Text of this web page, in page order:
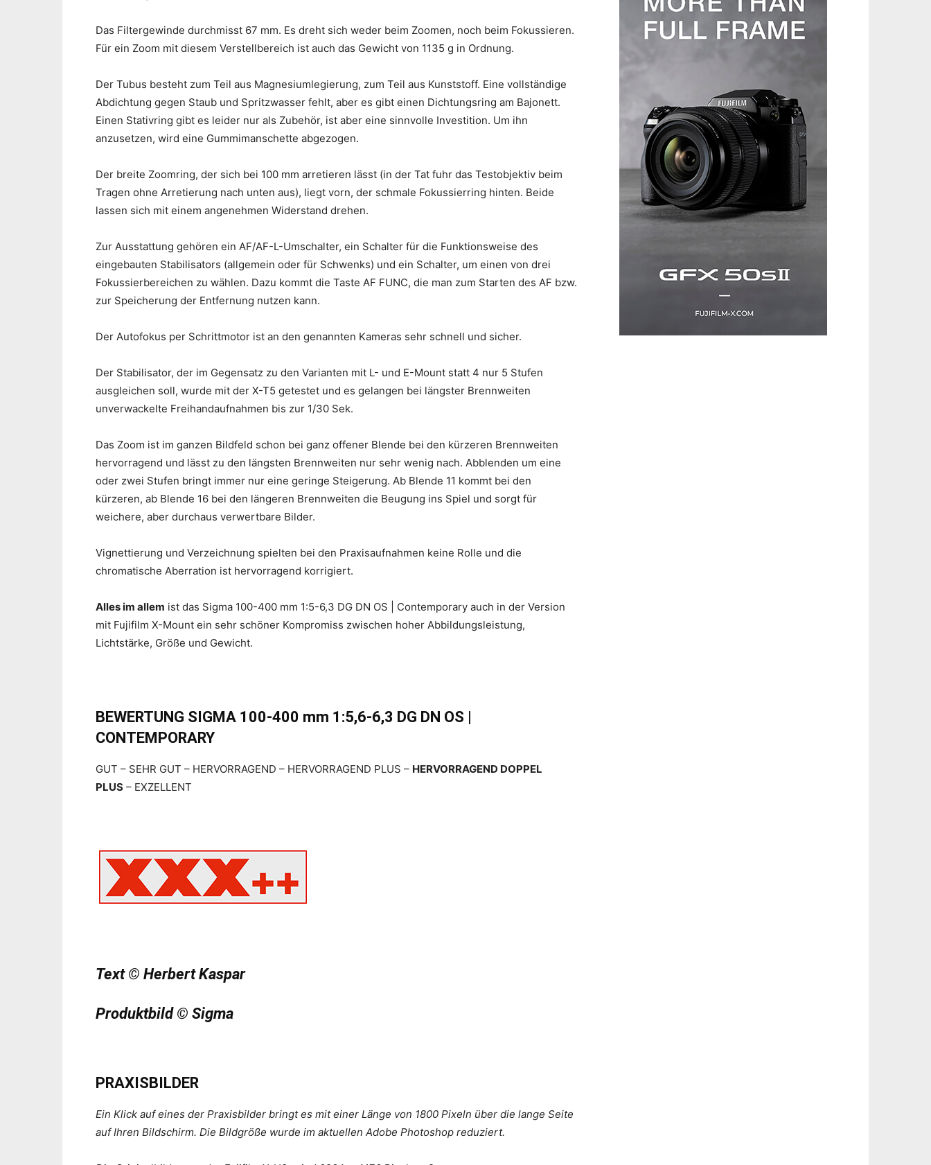
Das Filtergewinde durchmisst 67 mm. Es dreht sich weder beim Zoomen, noch beim Fokussieren.
Für ein Zoom mit diesem Verstellbereich ist auch das Gewicht von 1135 g in Ordnung.
Der Tubus besteht zum Teil aus Magnesiumlegierung, zum Teil aus Kunststoff. Eine vollständige
Abdichtung gegen Staub und Spritzwasser fehlt, aber es gibt einen Dichtungsring am Bajonett.
Einen Stativring gibt es leider nur als Zubehör, ist aber eine sinnvolle Investition. Um ihn
anzusetzen, wird eine Gummimanschette abgezogen.
Der breite Zoomring, der sich bei 100 mm arretieren lässt (in der Tat fuhr das Testobjektiv beim
Tragen ohne Arretierung nach unten aus), liegt vorn, der schmale Fokussierring hinten. Beide
lassen sich mit einem angenehmen Widerstand drehen.
Zur Ausstattung gehören ein AF/AF-L-Umschalter, ein Schalter für die Funktionsweise des
eingebauten Stabilisators (allgemein oder für Schwenks) und ein Schalter, um einen von drei
Fokussierbereichen zu wählen. Dazu kommt die Taste AF FUNC, die man zum Starten des AF bzw.
zur Speicherung der Entfernung nutzen kann.
Der Autofokus per Schrittmotor ist an den genannten Kameras sehr schnell und sicher.
Der Stabilisator, der im Gegensatz zu den Varianten mit L- und E-Mount statt 4 nur 5 Stufen
ausgleichen soll, wurde mit der X-T5 getestet und es gelangen bei längster Brennweiten
unverwackelte Freihandaufnahmen bis zur 1/30 Sek.
Das Zoom ist im ganzen Bildfeld schon bei ganz offener Blende bei den kürzeren Brennweiten
hervorragend und lässt zu den längsten Brennweiten nur sehr wenig nach. Abblenden um eine
oder zwei Stufen bringt immer nur eine geringe Steigerung. Ab Blende 11 kommt bei den
kürzeren, ab Blende 16 bei den längeren Brennweiten die Beugung ins Spiel und sorgt für
weichere, aber durchaus verwertbare Bilder.
Vignettierung und Verzeichnung spielten bei den Praxisaufnahmen keine Rolle und die
chromatische Aberration ist hervorragend korrigiert.
Alles im allem ist das Sigma 100-400 mm 1:5-6,3 DG DN OS | Contemporary auch in der Version
mit Fujifilm X-Mount ein sehr schöner Kompromiss zwischen hoher Abbildungsleistung,
Lichtstärke, Größe und Gewicht.
BEWERTUNG SIGMA 100-400 mm 1:5,6-6,3 DG DN OS |
CONTEMPORARY
GUT – SEHR GUT – HERVORRAGEND – HERVORRAGEND PLUS – HERVORRAGEND DOPPEL
PLUS – EXZELLENT
Text © Herbert Kaspar
Produktbild © Sigma
PRAXISBILDER
Ein Klick auf eines der Praxisbilder bringt es mit einer Länge von 1800 Pixeln über die lange Seite
auf Ihren Bildschirm. Die Bildgröße wurde im aktuellen Adobe Photoshop reduziert.